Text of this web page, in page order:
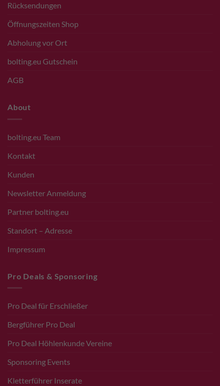
Rücksendungen
Öffnungszeiten Shop
Abholung vor Ort
bolting.eu Gutschein
AGB
About
bolting.eu Team
Kontakt
Kunden
Newsletter Anmeldung
Partner bolting.eu
Standort – Adresse
Impressum
Pro Deals & Sponsoring
Pro Deal für Erschließer
Bergführer Pro Deal
Pro Deal Höhlenkunde Vereine
Sponsoring Events
Kletterführer Inserate